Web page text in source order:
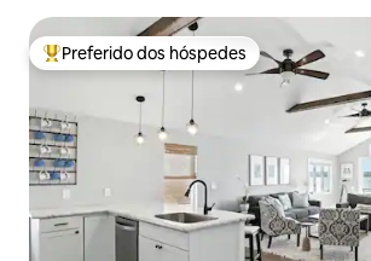
Entre os melhores preferidos dos hóspedes
Preferido dos hóspedes